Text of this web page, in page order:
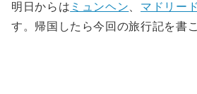
明日からは ミュンヘン マドリード
す。帰国したら今回の旅行記を書